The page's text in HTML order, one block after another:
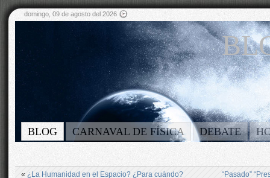
domingo, 09 de agosto del 2026
BLOG CARNAVAL DE FÍSICA DEBATE
« ¿La Humanidad en el Espacio? ¿Para cuándo? “Pasado”